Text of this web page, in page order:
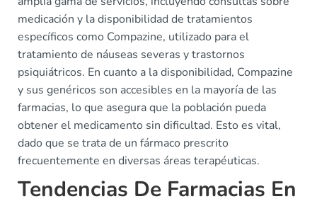
medicación y la disponibilidad de tratamientos
específicos como Compazine, utilizado para el
tratamiento de náuseas severas y trastornos
psiquiátricos. En cuanto a la disponibilidad, Compazine
y sus genéricos son accesibles en la mayoría de las
farmacias, lo que asegura que la población pueda
obtener el medicamento sin dificultad. Esto es vital,
dado que se trata de un fármaco prescrito
frecuentemente en diversas áreas terapéuticas.
Tendencias De Farmacias En